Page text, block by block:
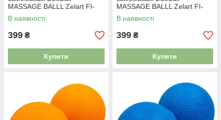
MASSAGE BALLL Zelart FI-
8234 зелений
В наявності
399 ₴
Купити
MASSAGE BALLL Zelart FI-
8234 червоний
В наявності
399 ₴
Купити